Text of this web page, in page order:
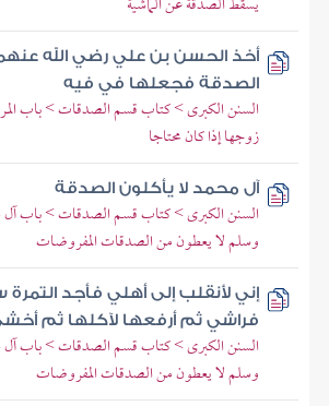
أخذ الحسن بن علي رضي الله
الصدقة فجعلها في فيه
السنن الكبرى > كتاب قسم الصدقات > باب
زوجها إذا كان محتاجا
آل محمد لا يأكلون الصدقة
السنن الكبرى > كتاب قسم الصدقات > باب آل
وسلم لا يعطون من الصدقات المفروضات
إني لأنقلب إلى أهلي فأجد
فراشي ثم أرفعها لآكلها ثم
السنن الكبرى > كتاب قسم الصدقات > باب آل
وسلم لا يعطون من الصدقات المفروضات